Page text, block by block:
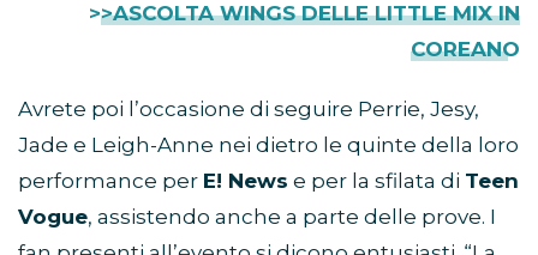
>>ASCOLTA WINGS DELLE LITTLE MIX IN
COREANO
Avrete poi l’occasione di seguire Perrie, Jesy,
Jade e Leigh-Anne nei dietro le quinte della loro
performance per E! News e per la sfilata di Teen
Vogue, assistendo anche a parte delle prove. I